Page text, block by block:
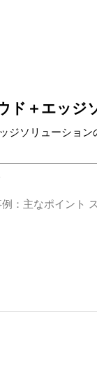
ド＋エッジ
ジソリューショ
：主なポイント